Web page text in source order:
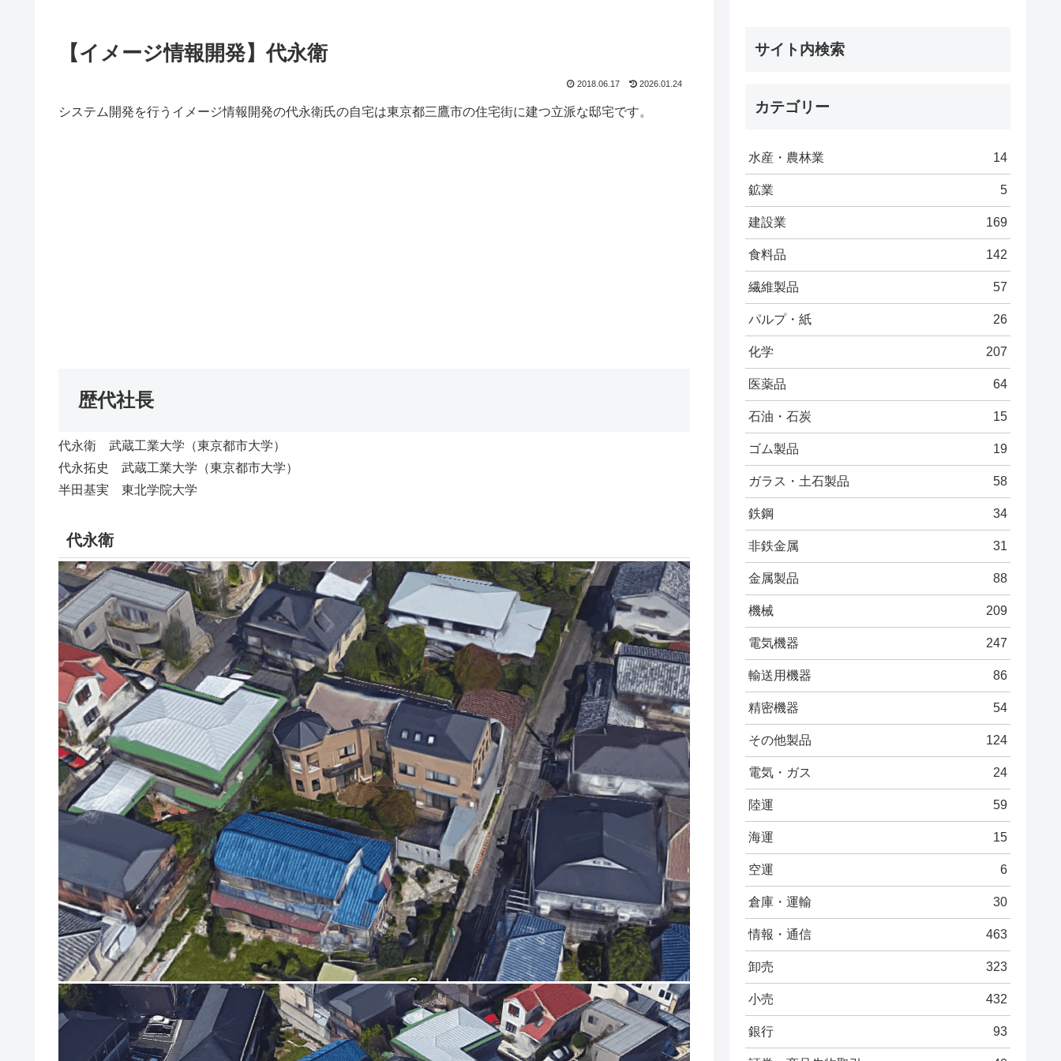
【イメージ情報開発】代永衛
2018.06.17 2026.01.24
システム開発を行うイメージ情報開発の代永衛氏の自宅は東京都三鷹市の住宅街に建つ立派な邸宅です。
歴代社長
代永衛 武蔵工業大学（東京都市大学）
代永拓史 武蔵工業大学（東京都市大学）
半田基実 東北学院大学
代永衛
サイト内検索
カテゴリー
水産・農林業 14
鉱業 5
建設業 169
食料品 142
繊維製品 57
パルプ・紙 26
化学 207
医薬品 64
石油・石炭 15
ゴム製品 19
ガラス・土石製品 58
鉄鋼 34
非鉄金属 31
金属製品 88
機械 209
電気機器 247
輸送用機器 86
精密機器 54
その他製品 124
電気・ガス 24
陸運 59
海運 15
空運 6
倉庫・運輸 30
情報・通信 463
卸売 323
小売 432
銀行 93